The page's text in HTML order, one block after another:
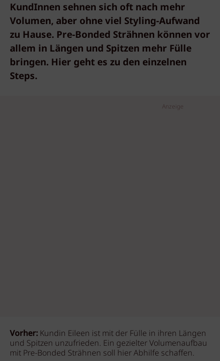
KundInnen sehnen sich oft nach mehr
Volumen, aber ohne viel Styling-Aufwand
zu Hause. Pre-Bonded Strähnen können vor
allem in Längen und Spitzen mehr Fülle
bringen. Hier geht es zu den einzelnen
Steps.
Anzeige
Vorher: Kundin Eileen ist mit der Fülle in ihren Längen
und Spitzen unzufrieden. Ein gezielter Volumenaufbau
mit Pre-Bonded Strähnen soll hier Abhilfe schaffen.